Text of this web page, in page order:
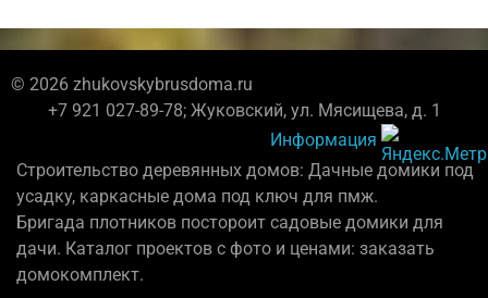
© 2026 zhukovskybrusdoma.ru
+7 921 027-89-78; Жуковский, ул. Мясищева, д. 1
Информация
Строительство деревянных домов: Дачные домики под
усадку, каркасные дома под ключ для пмж.
Бригада плотников постороит садовые домики для
дачи. Каталог проектов с фото и ценами: заказать
домокомплект.